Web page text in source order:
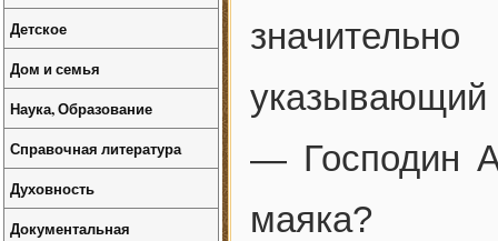
указывающий
— Господин
маяка?
Детское
Дом и семья
Наука, Образование
Справочная литература
Духовность
Документальная